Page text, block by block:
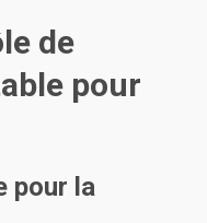
de
pour
pour la